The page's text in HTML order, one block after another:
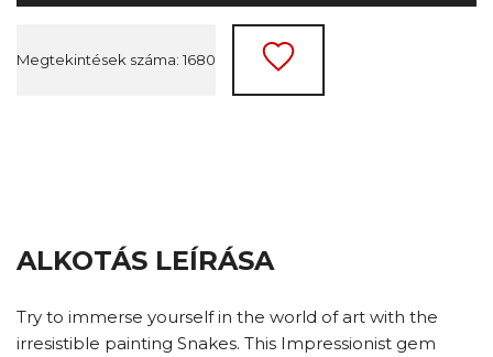
Megtekintések száma: 1680
ALKOTÁS LEÍRÁSA
Try to immerse yourself in the world of art with the
irresistible painting Snakes. This Impressionist gem